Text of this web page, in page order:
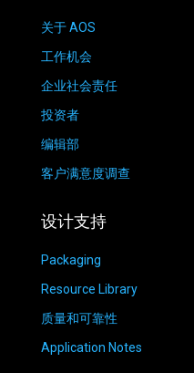
关于 AOS
工作机会
企业社会责任
投资者
编辑部
客户满意度调查
设计支持
Packaging
Resource Library
质量和可靠性
Application Notes